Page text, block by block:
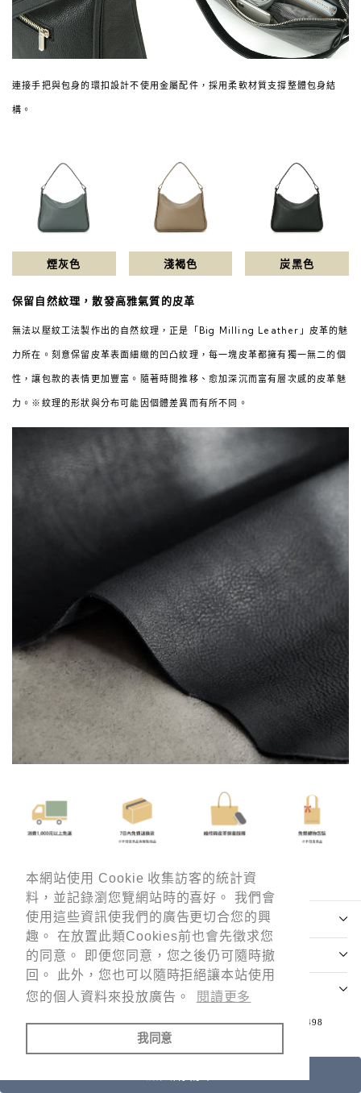
本網站使用 Cookie 收集訪客的統計資
料，並記錄瀏您覽網站時的喜好。 我們會
使用這些資訊使我們的廣告更切合您的興
趣。 在放置此類Cookies前也會先徵求您
的同意。 即便您同意，您之後仍可隨時撤
回。 此外，您也可以隨時拒絕讓本站使用
您的個人資料來投放廣告。
閱讀更多
我同意
本網站使用 Cookie 收集訪客的統計資
料，並記錄瀏您覽網站時的喜好。 我們會
使用這些資訊使我們的廣告更切合您的興
趣。 在放置此類Cookies前也會先徵求您
的同意。 即便您同意，您之後仍可隨時撤
回。 此外，您也可以隨時拒絕讓本站使用
您的個人資料來投放廣告。
閱讀更多
我同意
連接手把與包身的環扣設計不使用金屬配件，採用柔軟材質支撐整體包身結
構。
煙灰色 淺褐色 炭黑色
保留自然紋理，散發高雅氣質的皮革
無法以壓紋工法製作出的自然紋理，正是「Big Milling Leather」皮革的魅
力所在。刻意保留皮革表面細緻的凹凸紋理，每一塊皮革都擁有獨一無二的個
性，讓包款的表情更加豐富。隨著時間推移、愈加深沉而富有層次感的皮革魅
力。※紋理的形狀與分布可能因個體差異而有所不同。
© 2026 MOTHERHOUSE Taiwan 瑪利嘉股份有限公司 52469498
由 Shopify 技術支援